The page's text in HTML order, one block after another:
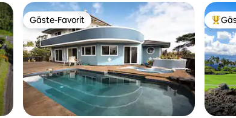
Gäste-Favorit
Gäste-Favorit